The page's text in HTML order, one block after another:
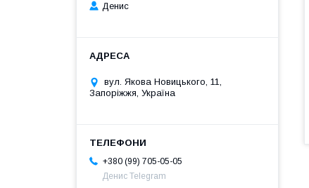
Денис
вул. Якова Новицького, 11,
Запоріжжя, Україна
+380 (99) 705-05-05
Денис Telegram